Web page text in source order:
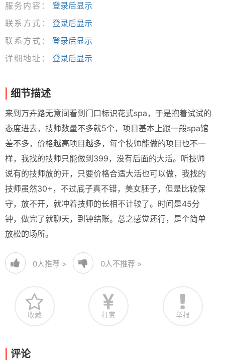
服务内容：
登录后显示
联系方式：
登录后显示
联系方式：
登录后显示
详细地址：
登录后显示
细节描述
来到万卉路无意间看到门口标识花式spa，于是抱着试试的
态度进去，技师数量不多就5个，项目基本上跟一般spa馆
差不多，价格越高项目越多，每个技师能做的项目也不一
样，我找的技师只能做到399，没有后面的大活。听技师
说有的技师放的开，只要价格合适大活也可以做，我找的
技师虽然30+，不过底子真不错，美女胚子，但是比较保
守，放不开，就冲着技师的长相不计较了。时间是45分
钟，做完了就聊天，到钟结账。总之感觉还行，是个简单
放松的场所。
0人推荐 > 0人不推荐 >
收藏 打赏 举报
评论